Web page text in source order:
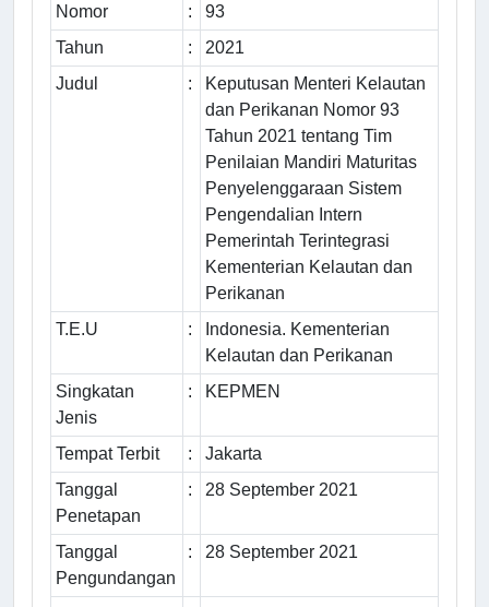
Nomor
:
93
Tahun
:
2021
Judul
:
Keputusan Menteri Kelautan
dan Perikanan Nomor 93
Tahun 2021 tentang Tim
Penilaian Mandiri Maturitas
Penyelenggaraan Sistem
Pengendalian Intern
Pemerintah Terintegrasi
Kementerian Kelautan dan
Perikanan
T.E.U
:
Indonesia. Kementerian
Kelautan dan Perikanan
Singkatan
Jenis
: KEPMEN
Tempat Terbit :
Jakarta
Tanggal
Penetapan
: 28 September 2021
Tanggal
Pengundangan
: 28 September 2021